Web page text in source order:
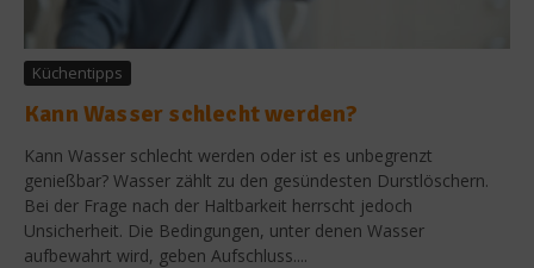
Küchentipps
Kann Wasser schlecht werden?
Kann Wasser schlecht werden oder ist es unbegrenzt
genießbar? Wasser zählt zu den gesündesten Durstlöschern.
Bei der Frage nach der Haltbarkeit herrscht jedoch
Unsicherheit. Die Bedingungen, unter denen Wasser
aufbewahrt wird, geben Aufschluss....